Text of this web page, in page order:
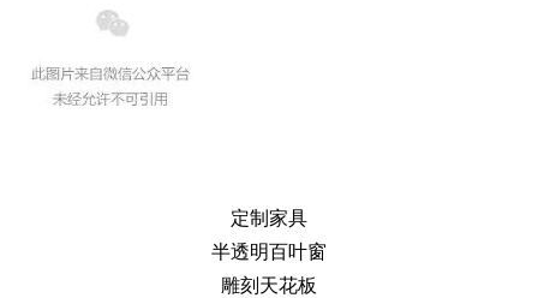
定制家具
半透明百叶窗
雕刻天花板